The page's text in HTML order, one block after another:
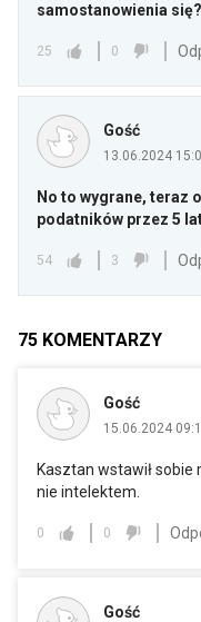
samostanowienia się?
25 0
Gość
13.06.2024
No to wygrane, teraz
podatników przez 5
54 3
75 KOMENTARZY
Gość
15.06.2024
Kasztan wstawił
nie intelektem.
0 0
Gość